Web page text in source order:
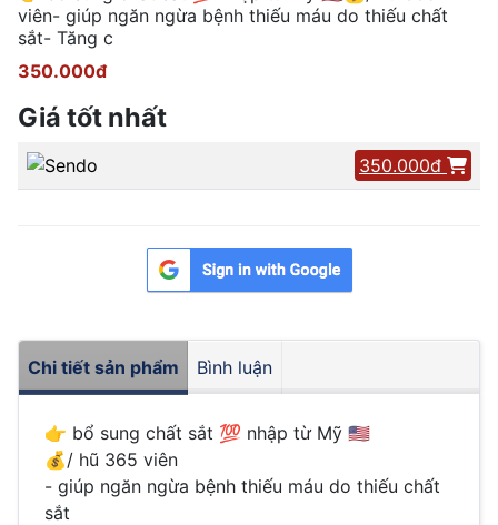
viên- giúp ngăn ngừa bệnh thiếu máu do thiếu chất
sắt- Tăng c
350.000đ
Giá tốt nhất
350.000đ
Chi tiết sản phẩm Bình luận
👉 bổ sung chất sắt 💯 nhập từ Mỹ 🇺🇸
💰/ hũ 365 viên
- giúp ngăn ngừa bệnh thiếu máu do thiếu chất
sắt